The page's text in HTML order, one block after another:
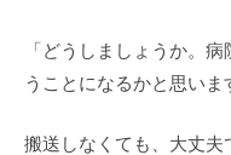
「どうしましょうか。
うことになるかと思いま
搬送しなくても、大丈夫